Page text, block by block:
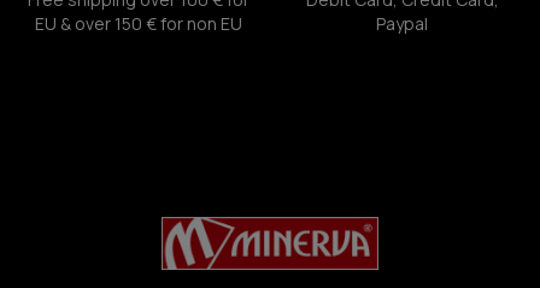
EU & over 150 € for non EU
Paypal